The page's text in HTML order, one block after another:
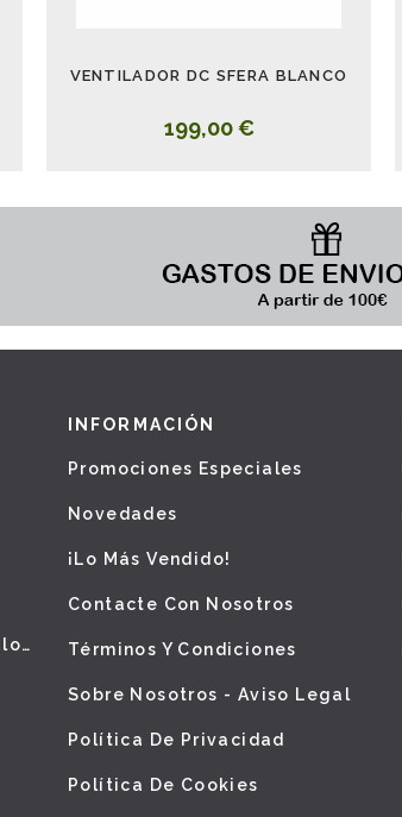
VENTILADOR DC SFERA BLANCO
199,00 €
Info@lamparasyregalos.es
INFORMACIÓN
Promociones Especiales
Novedades
¡Lo Más Vendido!
Contacte Con Nosotros
Términos Y Condiciones
Sobre Nosotros - Aviso Legal
Política De Privacidad
Política De Cookies